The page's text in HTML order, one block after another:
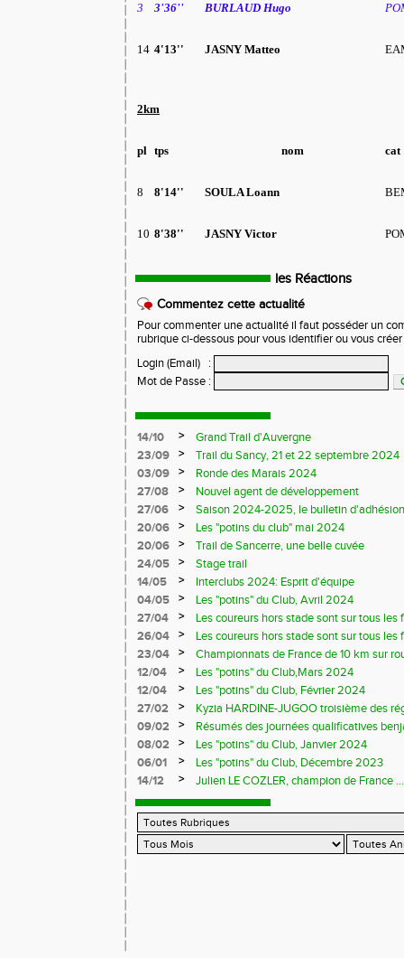
3 3'36'' BURLAUD Hugo
14 4'13'' JASNY Matteo
2km
pl tps nom cat
8 8'14'' SOULA Loann
10 8'38'' JASNY Victor
les Réactions
Commentez cette actualité
Pour commenter une actualité il faut posséder un
rubrique ci-dessous pour vous identifier ou vous
Login (Email)
:
Mot de Passe :
14/10 >
Grand Trail d'Auvergne
23/09
>
Trail du Sancy, 21 et 22 septembre 2024
03/09
>
Ronde des Marais 2024
27/08
>
Nouvel agent de développement
27/06
>
Saison 2024-2025, le bulletin
20/06
>
Les "potins du club" mai 2024
20/06
>
Trail de Sancerre, une belle cuvée
24/05
>
Stage trail
14/05
>
Interclubs 2024: Esprit d'équipe
04/05
>
Les "potins" du Club, Avril 2024
27/04
>
Les coureurs hors stade sont sur tous les
26/04
>
Les coureurs hors stade sont sur tous les
23/04
>
Championnats de France de 10 km sur
12/04
>
Les "potins" du Club,Mars 2024
12/04
>
Les "potins" du Club, Février 2024
27/02
>
Kyzia HARDINE-JUGOO troisième des
09/02
>
Résumés des journées qualificatives
08/02
>
Les "potins" du Club, Janvier 2024
06/01
>
Les "potins" du Club, Décembre 2023
14/12
> Julien LE COZLER, champion de France ...